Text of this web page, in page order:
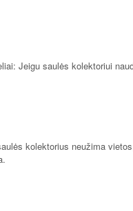
Jeigu saulės kolektoriui
kolektorius neužima